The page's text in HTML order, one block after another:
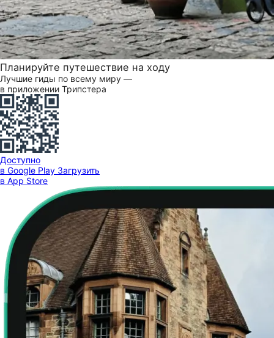
Планируйте путешествие на ходу
Лучшие гиды по всему миру —
в приложении Трипстера
Доступно
в Google Play Загрузить
в App Store